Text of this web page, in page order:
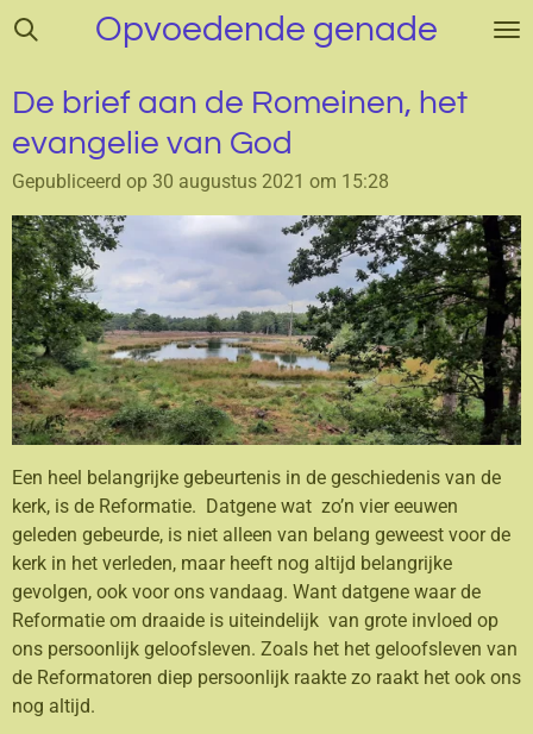
Ga
de
hoofdinhoud
Opvoedende genade
De brief aan de Romeinen, het
evangelie van God
Gepubliceerd op 30 augustus 2021 om 15:28
Een heel belangrijke gebeurtenis in de geschiedenis van de
kerk, is de Reformatie. Datgene wat zo’n vier eeuwen
geleden gebeurde, is niet alleen van belang geweest voor de
kerk in het verleden, maar heeft nog altijd belangrijke
gevolgen, ook voor ons vandaag. Want datgene waar de
Reformatie om draaide is uiteindelijk van grote invloed op
ons persoonlijk geloofsleven. Zoals het het geloofsleven van
de Reformatoren diep persoonlijk raakte zo raakt het ook ons
nog altijd.